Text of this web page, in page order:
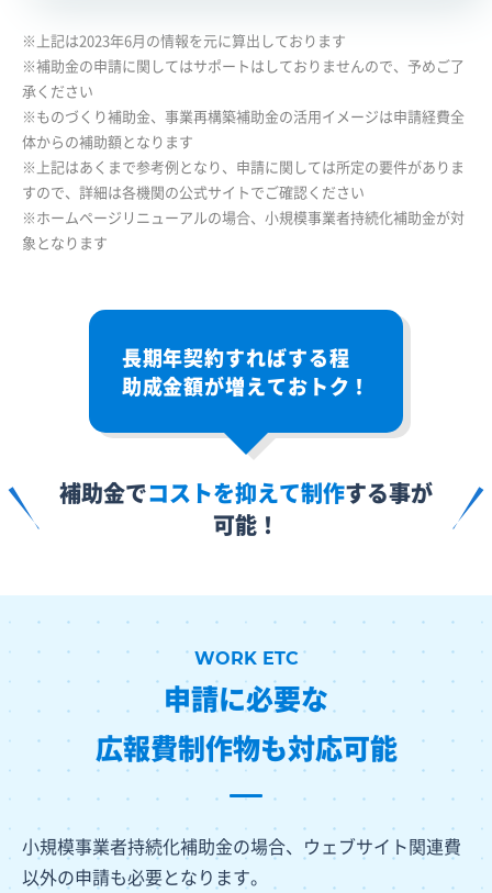
※上記は2023年6月の情報を元に算出しております
※補助金の申請に関してはサポートはしておりませんので、予めご了
承ください
※ものづくり補助金、事業再構築補助金の活用イメージは申請経費全
体からの補助額となります
※上記はあくまで参考例となり、申請に関しては所定の要件がありま
すので、詳細は各機関の公式サイトでご確認ください
※ホームページリニューアルの場合、小規模事業者持続化補助金が対
象となります
長期年契約すればする程
助成金額が増えておトク！
補助金でコストを抑えて制作する事が
可能！
申請に必要な
広報費制作物も対応可能
小規模事業者持続化補助金の場合、ウェブサイト関連費
以外の申請も必要となります。